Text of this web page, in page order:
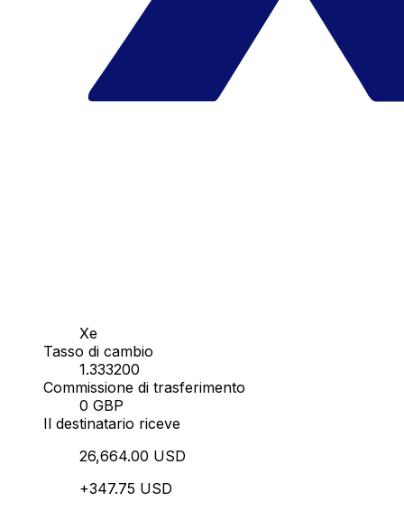
Xe
Tasso di cambio
1.333200
Commissione di trasferimento
0 GBP
Il destinatario riceve
26,664.00 USD
+347.75 USD